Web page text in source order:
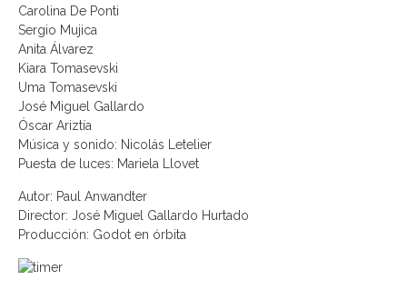
Carolina De Ponti
Sergio Mujica
Anita Álvarez
Kiara Tomasevski
Uma Tomasevski
José Miguel Gallardo
Óscar Ariztía
Música y sonido: Nicolás Letelier
Puesta de luces: Mariela Llovet
Autor: Paul Anwandter
Director: José Miguel Gallardo Hurtado
Producción: Godot en órbita